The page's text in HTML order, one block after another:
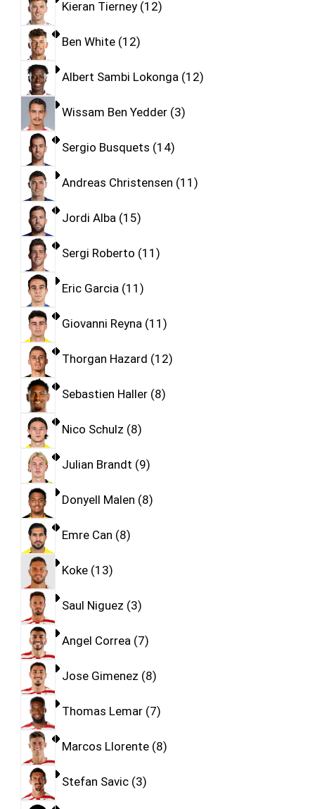
Kieran Tierney 12
Ben White 12
Albert Sambi Lokonga 12
Wissam Ben Yedder 3
Sergio Busquets 14
Andreas Christensen 11
Jordi Alba 15
Sergi Roberto 11
Eric Garcia 11
Giovanni Reyna 11
Thorgan Hazard 12
Sebastien Haller 8
Nico Schulz 8
Julian Brandt 9
Donyell Malen 8
Emre Can 8
Koke 13
Saul Niguez 3
Angel Correa 7
Jose Gimenez 8
Thomas Lemar 7
Marcos Llorente 8
Stefan Savic 3